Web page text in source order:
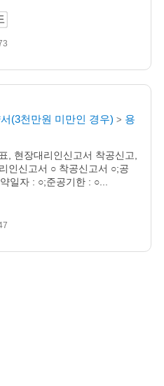
(3천만원 미만인 경우) > 용
, 현장대리인신고서 착공신고,
인신고서 ○ 착공신고서 ○;공
일자 : ○;준공기한 : ○...